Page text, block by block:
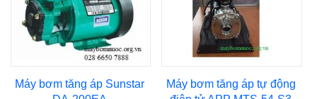
Máy bơm tăng áp Sunstar
Máy bơm tăng áp tự động